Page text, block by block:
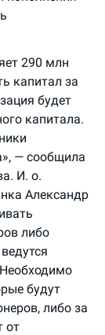
290 млн
капитал за
будет
капитала.
— сообщила
И. о.
Александр
либо
будут
либо за
от